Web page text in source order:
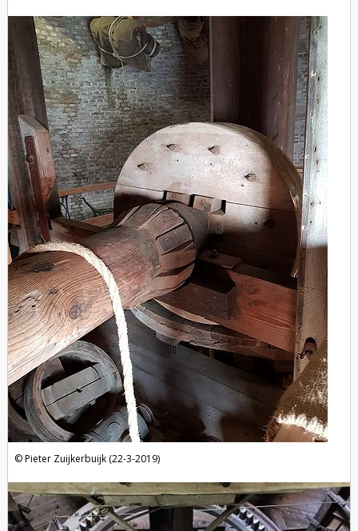
Pieter Zuijkerbuijk (22-3-2019)